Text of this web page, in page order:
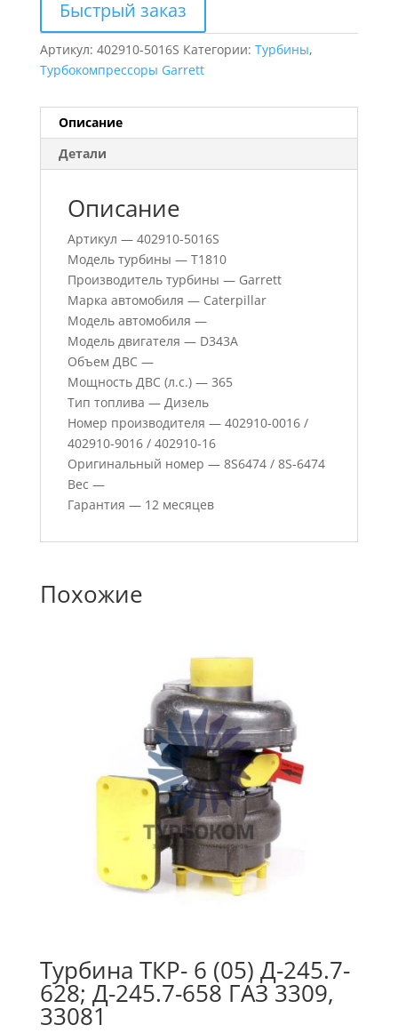
Быстрый заказ
Артикул: 402910-5016S Категории: Турбины,
Турбокомпрессоры Garrett
Описание
Детали
Описание
Артикул — 402910-5016S
Модель турбины — T1810
Производитель турбины — Garrett
Марка автомобиля — Caterpillar
Модель автомобиля —
Модель двигателя — D343A
Объем ДВС —
Мощность ДВС (л.с.) — 365
Тип топлива — Дизель
Номер производителя — 402910-0016 /
402910-9016 / 402910-16
Оригинальный номер — 8S6474 / 8S-6474
Вес —
Гарантия — 12 месяцев
Похожие
Турбина ТКР- 6 (05) Д-245.7-
628; Д-245.7-658 ГАЗ 3309,
33081